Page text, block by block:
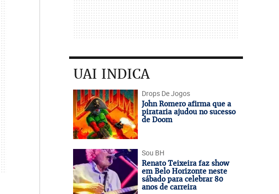
UAI INDICA
Drops De Jogos
John Romero afirma que a
pirataria ajudou no sucesso
de Doom
Sou BH
Renato Teixeira faz show
em Belo Horizonte neste
sábado para celebrar 80
anos de carreira